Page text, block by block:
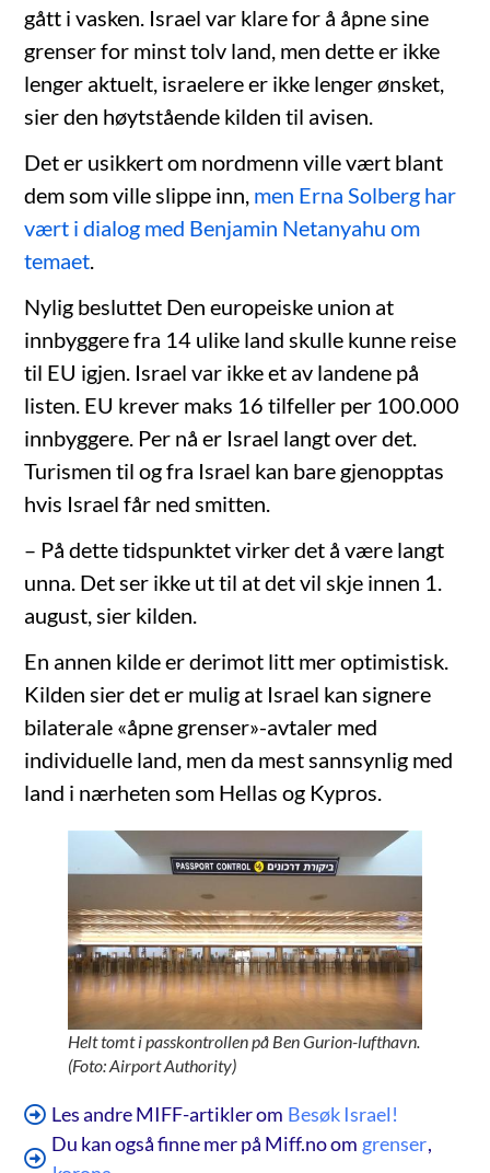
gått i vasken. Israel var klare for å åpne sine
grenser for minst tolv land, men dette er ikke
lenger aktuelt, israelere er ikke lenger ønsket,
sier den høytstående kilden til avisen.
Det er usikkert om nordmenn ville vært blant
dem som ville slippe inn, men Erna Solberg har
vært i dialog med Benjamin Netanyahu om
temaet.
Nylig besluttet Den europeiske union at
innbyggere fra 14 ulike land skulle kunne reise
til EU igjen. Israel var ikke et av landene på
listen. EU krever maks 16 tilfeller per 100.000
innbyggere. Per nå er Israel langt over det.
Turismen til og fra Israel kan bare gjenopptas
hvis Israel får ned smitten.
– På dette tidspunktet virker det å være langt
unna. Det ser ikke ut til at det vil skje innen 1.
august, sier kilden.
En annen kilde er derimot litt mer optimistisk.
Kilden sier det er mulig at Israel kan signere
bilaterale «åpne grenser»-avtaler med
individuelle land, men da mest sannsynlig med
land i nærheten som Hellas og Kypros.
Helt tomt i passkontrollen på Ben Gurion-lufthavn.
(Foto: Airport Authority)
Les andre MIFF-artikler om Besøk Israel!
Du kan også finne mer på Miff.no om grenser,